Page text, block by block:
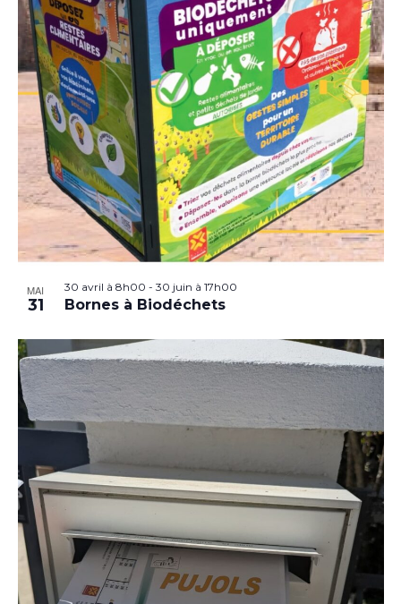
MAI
31
30 avril à 8h00 - 30 juin à 17h00
Bornes à Biodéchets